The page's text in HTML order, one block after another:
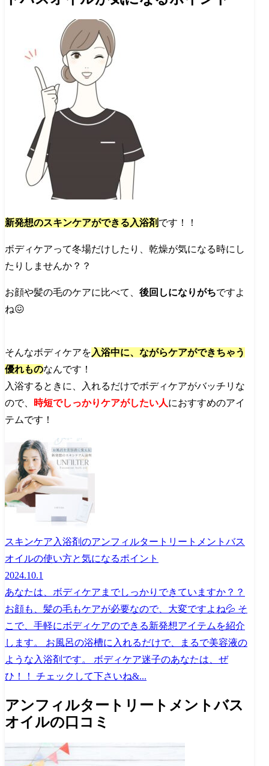
新発想のスキンケアができる入浴剤 です！！
ボディケアって冬場だけしたり、乾燥が気になる時にし
たりしませんか？？
お顔や髪の毛のケアに比べて、 後回しになりがちですよ
ね😖
そんなボディケアを 入浴中に、ながらケアができちゃう
優れものなんです！
入浴するときに、入れるだけでボディケアがバッチリな
ので、
時短でしっかりケアがしたい人におすすめのアイ
テムです！
スキンケア入浴剤のアンフィルタートリートメントバス
オイルの使い方と気になるポイント
2024.10.1
あなたは、ボディケアまでしっかりできていますか？？
お顔も、髪の毛もケアが必要なので、大変ですよね💦 そ
こで、手軽にボディケアのできる新発想アイテムを紹介
します。 お風呂の浴槽に入れるだけで、まるで美容液の
ような入浴剤です。 ボディケア迷子のあなたは、ぜ
ひ！！ チェックして下さいね&...
アンフィルタートリートメントバス
オイルの口コミ